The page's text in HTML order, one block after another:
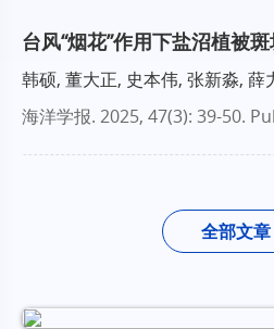
台风“烟花”作用下盐沼植被
韩硕, 董大正, 史本伟, 张新淼, 薛
海洋学报. 2025, 47(3): 39-50.
全部文章